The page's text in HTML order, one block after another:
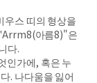
우스 띠의 형상을
아름8)"은
다.
인가에, 혹은 누
. 나다움을 잃어